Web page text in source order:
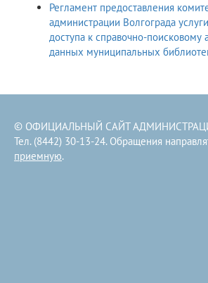
Регламент предоставления комитетом по культуре
администрации Волгограда
доступа к справочно-поисковому
данных муниципальных
© ОФИЦИАЛЬНЫЙ САЙТ
Тел. (8442) 30-13-24. Обращения
приемную.